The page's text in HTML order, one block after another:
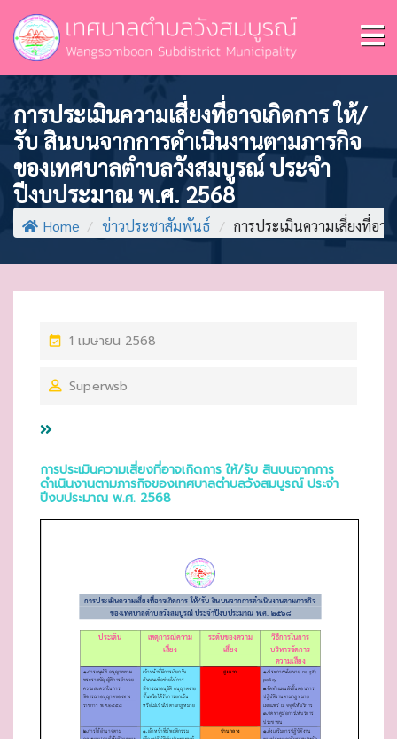
การประเมินความเสี่ยงที่อาจเกิดการ ให้/
รับ สินบนจากการดำเนินงานตามภารกิจ
ของเทศบาลตำบลวังสมบูรณ์ ประจำ
ปีงบประมาณ พ.ศ. 2568
Home / ข่าวประชาสัมพันธ์ / การประเมินความเสี่ยงที่อ
P
S
D
O
1 เมษายน 2568
Superwsb
การประเมินความเสี่ยงที่อาจเกิดการ ให้/รับ สินบนจากการ
ดำเนินงานตามภารกิจของเทศบาลตำบลวังสมบูรณ์ ประจำ
ปีงบประมาณ พ.ศ. 2568